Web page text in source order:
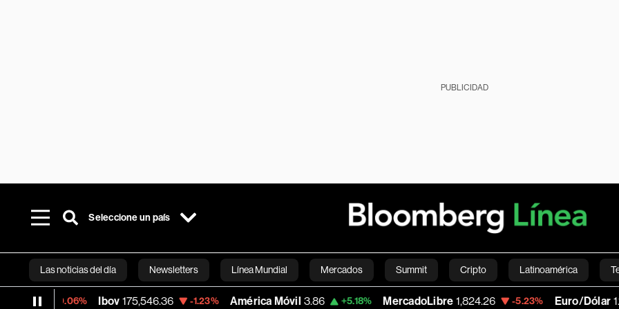
PUBLICIDAD
Seleccione un país
Las noticias del día Newsletters Línea Mundial Mercados Summit Cripto Latinoamérica
Bloomberg Green Economía Estilo de vida Mundo Videos
Ibov 175,546.36 -1.23% América Móvil 3.86 +5.18% MercadoLibre 1,824.26 -5.23% Euro/Dólar 1.152 -